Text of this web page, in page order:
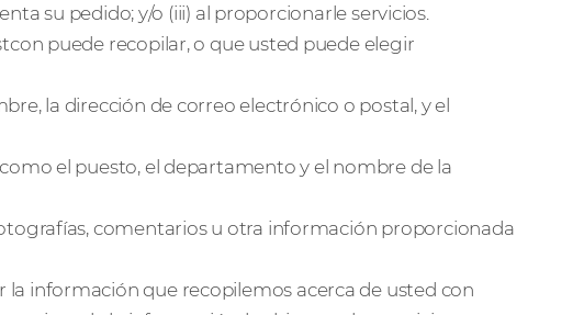
su pedido; y/o (iii) al proporcionarle servicios.
puede recopilar, o que usted puede elegir
la dirección de correo electrónico o postal, y el
el puesto, el departamento y el nombre de la
comentarios u otra información proporcionada
información que recopilemos acerca de usted con